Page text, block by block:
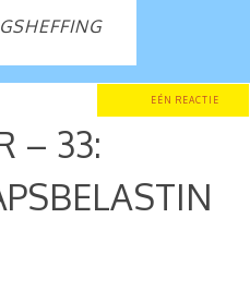
EÉN REACTIE
– 33: